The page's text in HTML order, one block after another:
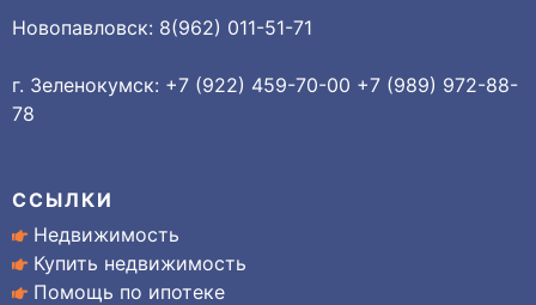
Новопавловск: 8(962) 011-51-71
г. Зеленокумск: +7 (922) 459-70-00 +7 (989) 972-88-
78
ССЫЛКИ
Недвижимость
Купить недвижимость
Помощь по ипотеке